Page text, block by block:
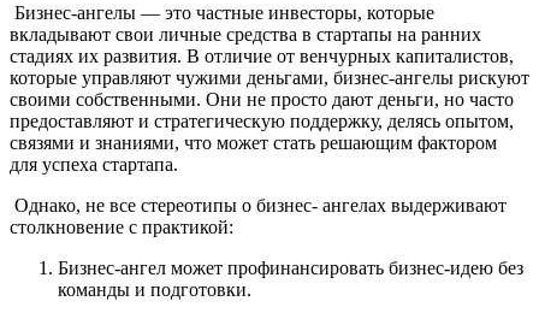
Бизнес-ангелы — это частные инвесторы, которые
вкладывают свои личные средства в стартапы на ранних
стадиях их развития. В отличие от венчурных капиталистов,
которые управляют чужими деньгами, бизнес-ангелы рискуют
своими собственными. Они не просто дают деньги, но часто
предоставляют и стратегическую поддержку, делясь опытом,
связями и знаниями, что может стать решающим фактором
для успеха стартапа.
Однако, не все стереотипы о бизнес- ангелах выдерживают
столкновение с практикой:
Бизнес-ангел может профинансировать бизнес-идею без
команды и подготовки.